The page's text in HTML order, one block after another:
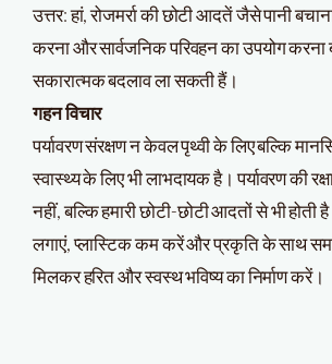
उत्तर: हां, रोजमर्रा की छोटी आदतें जैसे पानी
करना और सार्वजनिक परिवहन का उपयोग करना
सकारात्मक बदलाव ला सकती हैं।
गहन विचार
पर्यावरण संरक्षण न केवल पृथ्वी के लिए बल्कि
स्वास्थ्य के लिए भी लाभदायक है। पर्यावरण की
नहीं, बल्कि हमारी छोटी-छोटी आदतों से भी होती
लगाएं, प्लास्टिक कम करें और प्रकृति के साथ
मिलकर हरित और स्वस्थ भविष्य का निर्माण करें।